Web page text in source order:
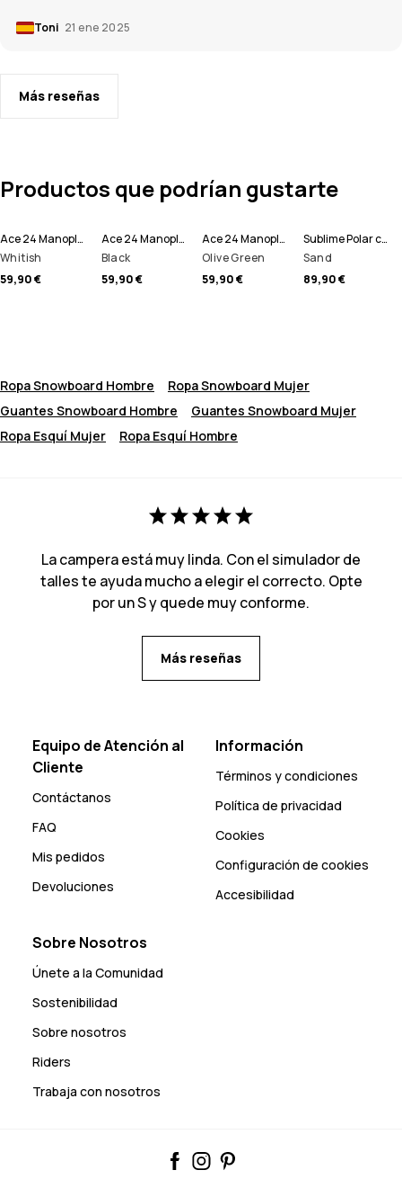
Toni 21 ene 2025
Más reseñas
Productos que podrían gustarte
Ace 24 Manoplas
Whitish
59,90 €
Ace 24 Manoplas
Black
59,90 €
Ace 24 Manoplas
Olive Green
59,90 €
Sublime Polar con Capucha Hombre
Sand
89,90 €
Ropa Snowboard Hombre
Ropa Snowboard Mujer
Guantes Snowboard Hombre
Guantes Snowboard Mujer
Ropa Esquí Mujer
Ropa Esquí Hombre
La campera está muy linda. Con el simulador de
talles te ayuda mucho a elegir el correcto. Opte
por un S y quede muy conforme.
Más reseñas
Equipo de Atención al
Cliente
Contáctanos
FAQ
Mis pedidos
Devoluciones
Información
Términos y condiciones
Política de privacidad
Cookies
Configuración de cookies
Accesibilidad
Sobre Nosotros
Únete a la Comunidad
Sostenibilidad
Sobre nosotros
Riders
Trabaja con nosotros